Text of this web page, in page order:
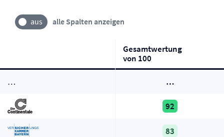
alle Spalten anzeigen
Gesamtwertung
von 100
… …
92
83